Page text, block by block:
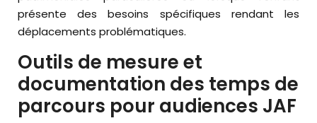
présente des besoins spécifiques rendant les
déplacements problématiques.
Outils de mesure et
documentation des temps de
parcours pour audiences JAF